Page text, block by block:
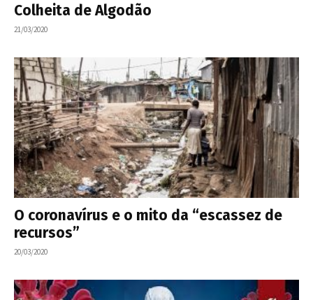
Colheita de Algodão
21/03/2020
O coronavírus e o mito da “escassez de
recursos”
20/03/2020